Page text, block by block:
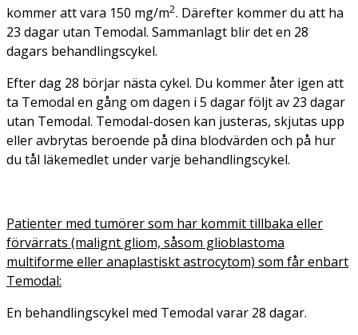
kommer att vara 150 mg/m2. Därefter kommer du att ha
23 dagar utan Temodal. Sammanlagt blir det en 28
dagars behandlingscykel.
Efter dag 28 börjar nästa cykel. Du kommer åter igen att
ta Temodal en gång om dagen i 5 dagar följt av 23 dagar
utan Temodal. Temodal-dosen kan justeras, skjutas upp
eller avbrytas beroende på dina blodvärden och på hur
du tål läkemedlet under varje behandlingscykel.
Patienter med tumörer som har kommit tillbaka eller
förvärrats (malignt gliom, såsom glioblastoma
multiforme eller anaplastiskt astrocytom) som får enbart
Temodal:
En behandlingscykel med Temodal varar 28 dagar.